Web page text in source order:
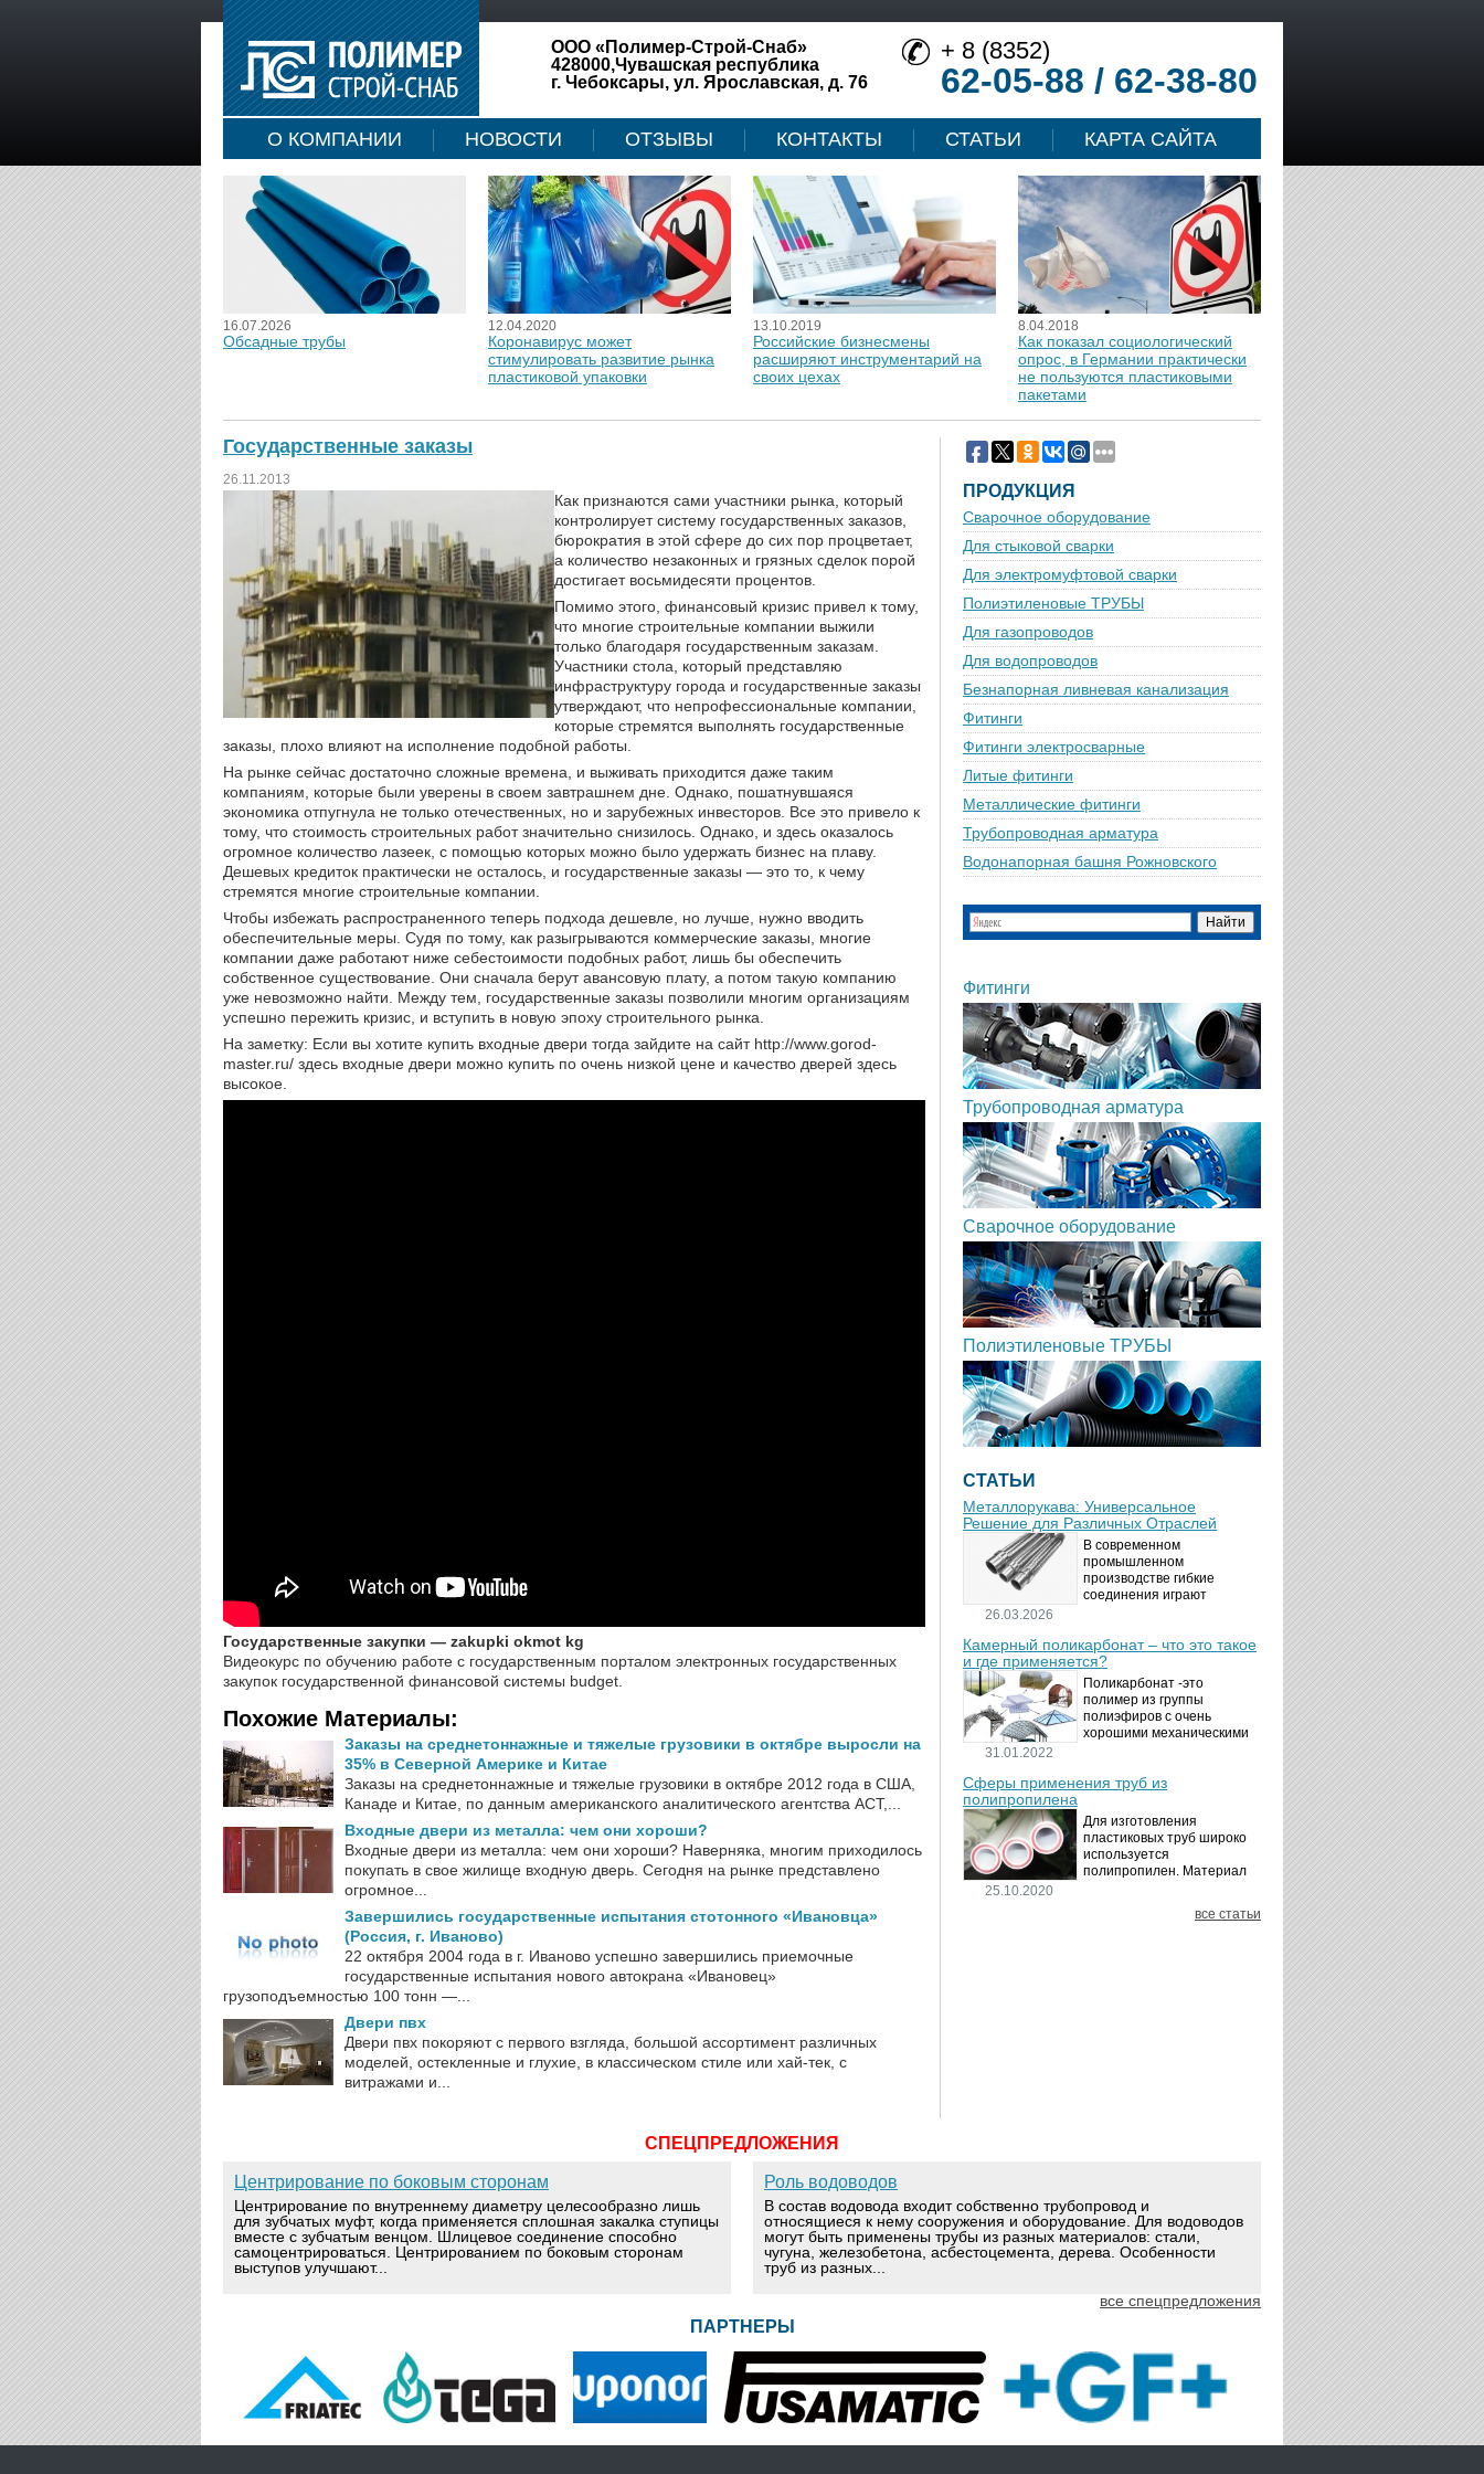
ООО «Полимер-Строй-Снаб»
428000,Чувашская республика
г. Чебоксары, ул. Ярославская, д. 76
+ 8 (8352)
62-05-88 / 62-38-80
О КОМПАНИИ НОВОСТИ ОТЗЫВЫ КОНТАКТЫ СТАТЬИ КАРТА САЙТА
16.07.2026
Обсадные трубы
12.04.2020
Коронавирус может
стимулировать развитие рынка
пластиковой упаковки
13.10.2019
Российские бизнесмены
расширяют инструментарий на
своих цехах
8.04.2018
Как показал социологический
опрос, в Германии практически
не пользуются пластиковыми
пакетами
Государственные заказы
26.11.2013
Как признаются сами участники рынка, который
контролирует систему государственных заказов,
бюрократия в этой сфере до сих пор процветает,
а количество незаконных и грязных сделок порой
достигает восьмидесяти процентов.
Помимо этого, финансовый кризис привел к тому,
что многие строительные компании выжили
только благодаря государственным заказам.
Участники стола, который представляю
инфраструктуру города и государственные заказы
утверждают, что непрофессиональные компании,
которые стремятся выполнять государственные
заказы, плохо влияют на исполнение подобной работы.
На рынке сейчас достаточно сложные времена, и выживать приходится даже таким
компаниям, которые были уверены в своем завтрашнем дне. Однако, пошатнувшаяся
экономика отпугнула не только отечественных, но и зарубежных инвесторов. Все это привело к
тому, что стоимость строительных работ значительно снизилось. Однако, и здесь оказалось
огромное количество лазеек, с помощью которых можно было удержать бизнес на плаву.
Дешевых кредиток практически не осталось, и государственные заказы — это то, к чему
стремятся многие строительные компании.
Чтобы избежать распространенного теперь подхода дешевле, но лучше, нужно вводить
обеспечительные меры. Судя по тому, как разыгрываются коммерческие заказы, многие
компании даже работают ниже себестоимости подобных работ, лишь бы обеспечить
собственное существование. Они сначала берут авансовую плату, а потом такую компанию
уже невозможно найти. Между тем, государственные заказы позволили многим организациям
успешно пережить кризис, и вступить в новую эпоху строительного рынка.
На заметку: Если вы хотите купить входные двери тогда зайдите на сайт http://www.gorod-
master.ru/ здесь входные двери можно купить по очень низкой цене и качество дверей здесь
высокое.
Государственные закупки — zakupki okmot kg
Видеокурс по обучению работе с государственным порталом электронных государственных
закупок государственной финансовой системы budget.
Похожие Материалы:
Заказы на среднетоннажные и тяжелые грузовики в октябре выросли на
35% в Северной Америке и Китае
Заказы на среднетоннажные и тяжелые грузовики в октябре 2012 года в США,
Канаде и Китае, по данным американского аналитического агентства ACT,...
Входные двери из металла: чем они хороши?
Входные двери из металла: чем они хороши? Наверняка, многим приходилось
покупать в свое жилище входную дверь. Сегодня на рынке представлено
огромное...
Завершились государственные испытания стотонного «Ивановца»
(Россия, г. Иваново)
22 октября 2004 года в г. Иваново успешно завершились приемочные
государственные испытания нового автокрана «Ивановец»
грузоподъемностью 100 тонн —...
Двери пвх
Двери пвх покоряют с первого взгляда, большой ассортимент различных
моделей, остекленные и глухие, в классическом стиле или хай-тек, с
витражами и...
ПРОДУКЦИЯ
Сварочное оборудование
Для стыковой сварки
Для электромуфтовой сварки
Полиэтиленовые ТРУБЫ
Для газопроводов
Для водопроводов
Безнапорная ливневая канализация
Фитинги
Фитинги электросварные
Литые фитинги
Металлические фитинги
Трубопроводная арматура
Водонапорная башня Рожновского
Фитинги
Трубопроводная арматура
Сварочное оборудование
Полиэтиленовые ТРУБЫ
СТАТЬИ
Металлорукава: Универсальное
Решение для Различных Отраслей
26.03.2026
В современном
промышленном
производстве гибкие
соединения играют
безопасности
технологических процессов.
Металлорукава
представляют собой
универсальные...
Камерный поликарбонат – что это такое
и где применяется?
31.01.2022
Поликарбонат -это
полимер из группы
полиэфиров с очень
хорошими механическими
аморфный, с хорошей
высокой прозрачностью
материал идеально
подходит для...
Сферы применения труб из
полипропилена
25.10.2020
Для изготовления
пластиковых труб широко
используется
полипропилен. Материал
невосприимчив к коррозии,
все статьи
СПЕЦПРЕДЛОЖЕНИЯ
Центрирование по боковым сторонам
Центрирование по внутреннему диаметру целесообразно лишь
для зубчатых муфт, когда применяется сплошная закалка ступицы
вместе с зубчатым венцом. Шлицевое соединение способно
самоцентрироваться. Центрированием по боковым сторонам
выступов улучшают...
Роль водоводов
В состав водовода входит собственно трубопровод и
относящиеся к нему сооружения и оборудование. Для водоводов
могут быть применены трубы из разных материалов: стали,
чугуна, железобетона, асбестоцемента, дерева. Особенности
труб из разных...
все спецпредложения
ПАРТНЕРЫ